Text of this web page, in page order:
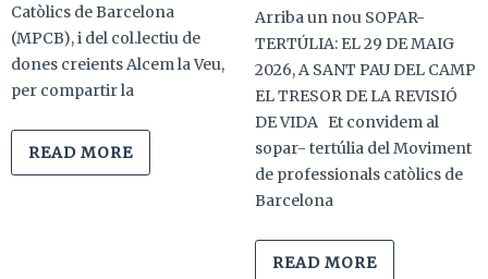
Catòlics de Barcelona
(MPCB), i del col.lectiu de
dones creients Alcem la Veu,
per compartir la
READ MORE
Arriba un nou SOPAR-
TERTÚLIA: EL 29 DE MAIG
2026, A SANT PAU DEL CAMP
EL TRESOR DE LA REVISIÓ
DE VIDA Et convidem al
sopar- tertúlia del Moviment
de professionals catòlics de
Barcelona
READ MORE